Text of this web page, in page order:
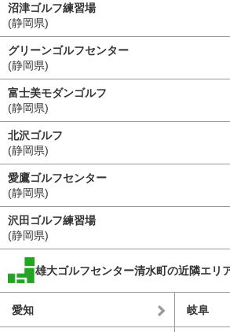
沼津ゴルフ練習場
(静岡県)
グリーンゴルフセンター
(静岡県)
富士美モダンゴルフ
(静岡県)
北沢ゴルフ
(静岡県)
愛鷹ゴルフセンター
(静岡県)
沢田ゴルフ練習場
(静岡県)
雄大ゴルフセンター清水町の近隣エリ
愛知 岐阜